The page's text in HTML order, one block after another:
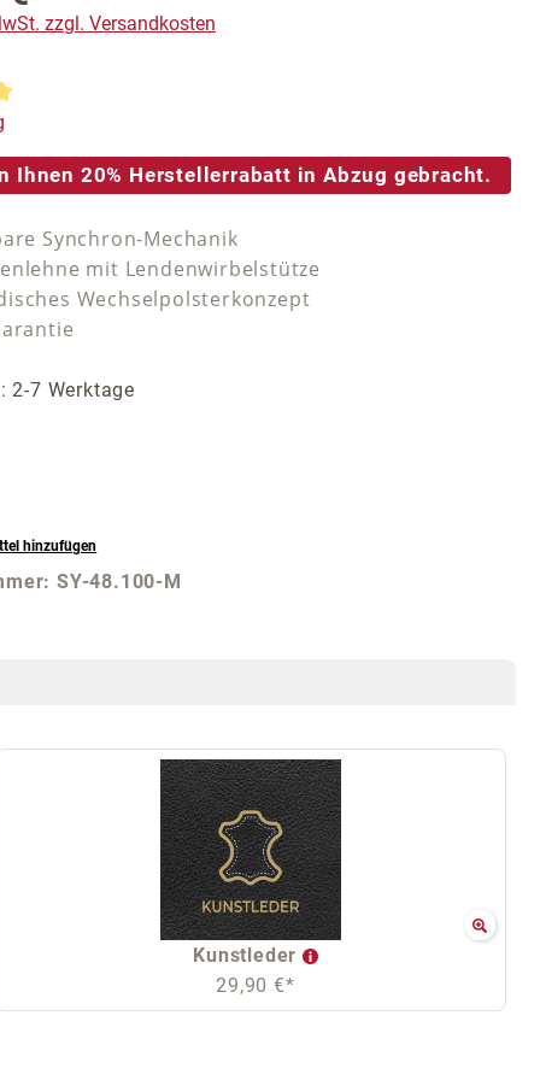
zzgl. Versandkosten
Bewertung von 5 von 5 Sternen
Ihnen 20% Herstellerrabatt in Abzug gebracht.
Synchron-Mechanik
mit Lendenwirbelstütze
Wechselpolsterkonzept
2-7 Werktage
hinzufügen
SY-48.100-M
Kunstleder
29,90 €*